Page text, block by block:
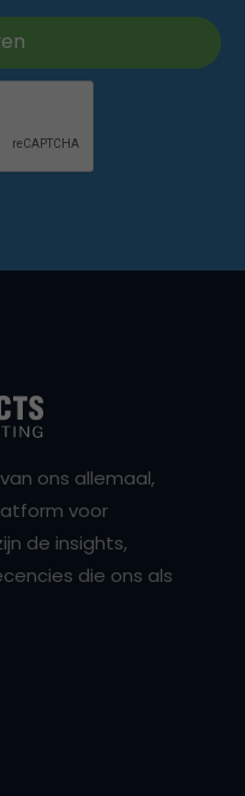
ons allemaal,
voor
de insights,
die ons als